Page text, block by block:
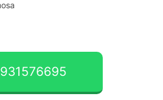
931576695